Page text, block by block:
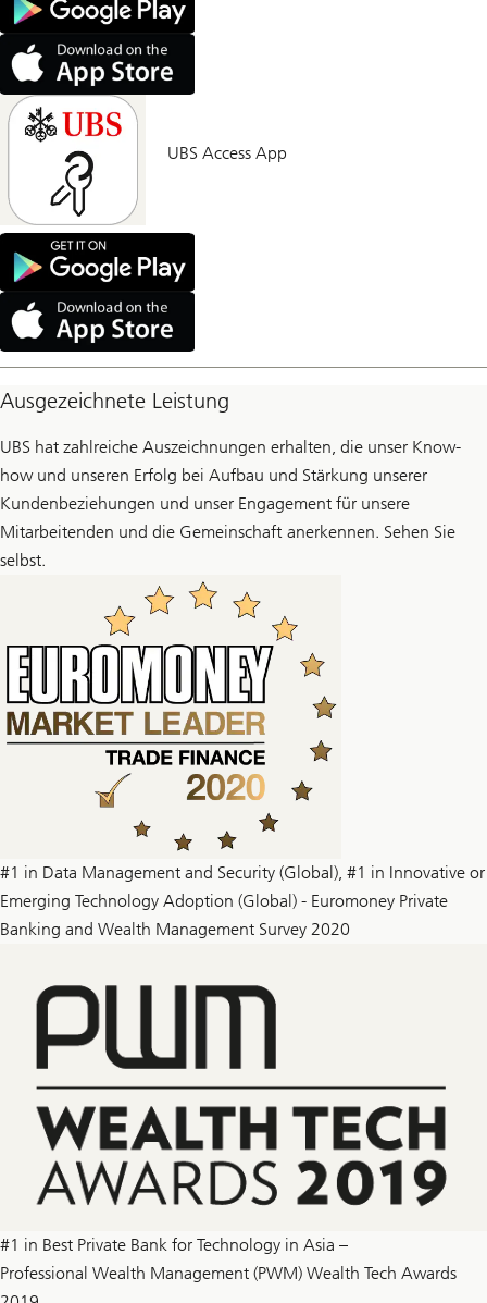
UBS Access App
Ausgezeichnete Leistung
UBS hat zahlreiche Auszeichnungen erhalten, die unser Know-
how und unseren Erfolg bei Aufbau und Stärkung unserer
Kundenbeziehungen und unser Engagement für unsere
Mitarbeitenden und die Gemeinschaft anerkennen. Sehen Sie
selbst.
#1 in Data Management and Security (Global), #1 in Innovative or
Emerging Technology Adoption (Global) - Euromoney Private
Banking and Wealth Management Survey 2020
#1 in Best Private Bank for Technology in Asia –
Professional Wealth Management (PWM) Wealth Tech Awards